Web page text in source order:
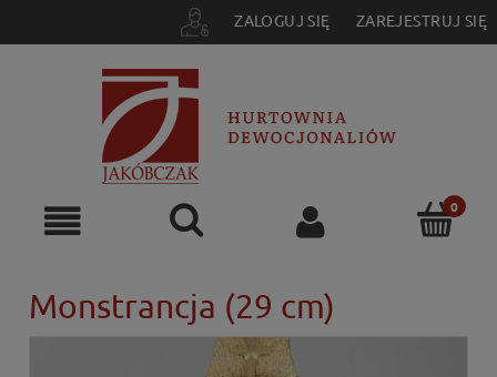
ZALOGUJ SIĘ ZAREJESTRUJ SIĘ
Monstrancja (29 cm)